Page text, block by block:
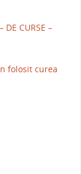
DE CURSE –
folosit curea